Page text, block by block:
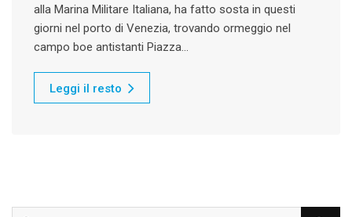
alla Marina Militare Italiana, ha fatto sosta in questi
giorni nel porto di Venezia, trovando ormeggio nel
campo boe antistanti Piazza…
Leggi il resto